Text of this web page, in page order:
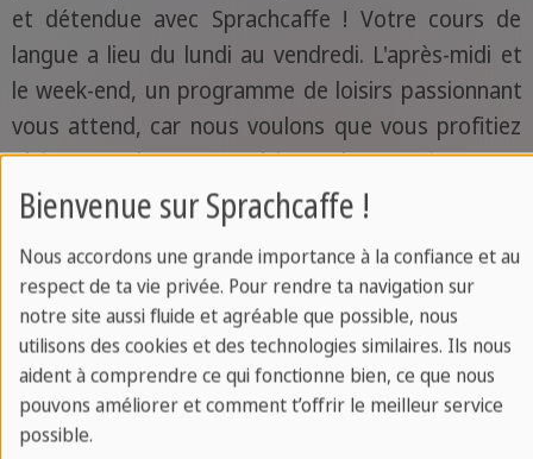
et détendue avec Sprachcaffe ! Votre cours de
langue a lieu du lundi au vendredi. L'après-midi et
le week-end, un programme de loisirs passionnant
vous attend, car nous voulons que vous profitiez
pleinement de cette expérience d'apprentissage.
Les leçons du cours de langue à Nice sont
structurées de manière à ce que le français soit
parlé de manière détendue dès le début et que
chaque participant puisse prendre part à
l'apprentissage. De cette manière, vous
intérioriserez la langue et le vocabulaire
nouvellement appris de manière particulièrement
Bienvenue sur Sprachcaffe !
Nous accordons une grande importance à la confiance et au
respect de ta vie privée. Pour rendre ta navigation sur
notre site aussi fluide et agréable que possible, nous
utilisons des cookies et des technologies similaires. Ils nous
aident à comprendre ce qui fonctionne bien, ce que nous
pouvons améliorer et comment t’offrir le meilleur service
possible.